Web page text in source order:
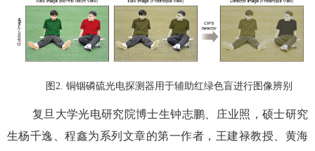
图 2. 铜铟磷硫光电探测器用于辅助红绿色盲进行图像辨别
复旦大学光电研究院博士生钟志鹏、庄业照，硕士研究
生杨千逸、程鑫为系列文章的第一作者，王建禄教授、黄海